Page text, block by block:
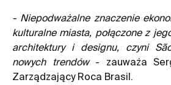
- Niepodważalne znaczenie
kulturalne miasta, połączone z
architektury i designu, czyni
nowych trendów- zauważa
Zarządzający Roca Brasil.